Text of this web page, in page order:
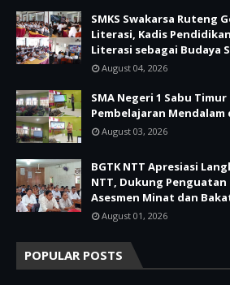
SMKS Swakarsa Ruteng
Literasi, Kadis
Literasi sebagai Budaya
August 04, 2026
SMA Negeri 1 Sabu
Pembelajaran Mendalam
August 03, 2026
BGTK NTT Apresiasi
NTT, Dukung
Asesmen Minat dan
August 01, 2026
POPULAR POSTS